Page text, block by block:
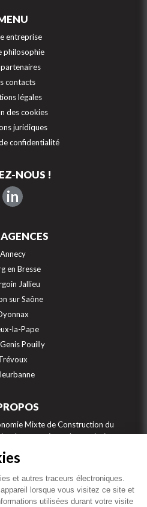
entreprise
philosophie
contacts
légales
des cookies
juridiques
confidentialité
NOUS !
in
Annecy
en Bresse
Jallieu
sur Saône
la-Pape
Pouilly
Mixte de Construction du
gère et aménage les territoires sur
sur la région Auvergne Rhône
étudiants, des maisons de retraite,
des locaux professionnels, des
et autres traceurs électroniques.
lorsque vous visitez ce site et
utilisées durant votre visite